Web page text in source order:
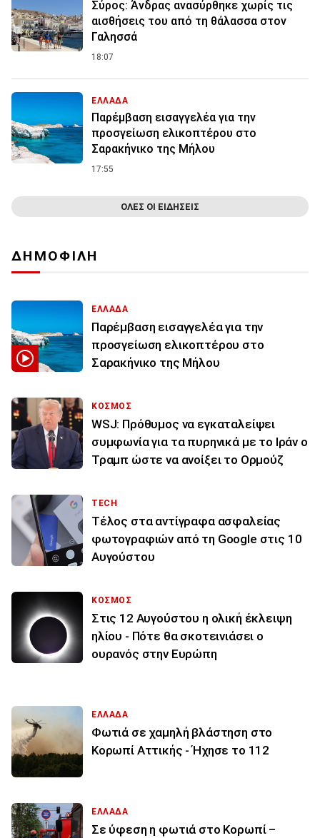
Σύρος: Άνδρας ανασύρθηκε χωρίς τις
αισθήσεις του από τη θάλασσα στον
Γαλησσά
18:07
ΕΛΛΑΔΑ
Παρέμβαση εισαγγελέα για την
προσγείωση ελικοπτέρου στο
Σαρακήνικο της Μήλου
17:55
ΟΛΕΣ ΟΙ ΕΙΔΗΣΕΙΣ
ΔΗΜΟΦΙΛΗ
ΕΛΛΑΔΑ
Παρέμβαση εισαγγελέα για την
προσγείωση ελικοπτέρου στο
Σαρακήνικο της Μήλου
ΚΟΣΜΟΣ
WSJ: Πρόθυμος να εγκαταλείψει
συμφωνία για τα πυρηνικά με το Ιράν ο
Τραμπ ώστε να ανοίξει το Ορμούζ
TECH
Τέλος στα αντίγραφα ασφαλείας
φωτογραφιών από τη Google στις 10
Αυγούστου
ΚΟΣΜΟΣ
Στις 12 Αυγούστου η ολική έκλειψη
ηλίου - Πότε θα σκοτεινιάσει ο
ουρανός στην Ευρώπη
ΕΛΛΑΔΑ
Φωτιά σε χαμηλή βλάστηση στο
Κορωπί Αττικής - Ήχησε το 112
ΕΛΛΑΔΑ
Σε ύφεση η φωτιά στο Κορωπί –